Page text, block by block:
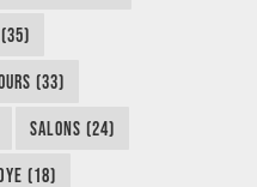
(35)
(33)
SALONS (24)
(18)